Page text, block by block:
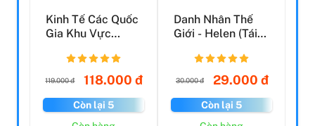
Kinh Tế Các Quốc
Gia Khu Vực
119.000 đ 118.000 đ
Còn lại 5
Danh Nhân Thế
Giới - Helen (Tái
30.000 đ 29.000 đ
Còn lại 5